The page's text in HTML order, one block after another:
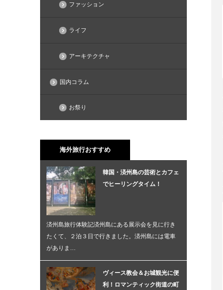
ファッション
ライフ
アーキテクチャ
国内コラム
お祭り
海外旅行おすすめ
韓国・済州島の芸術とカフェ
でヒーリングタイム！
済州島旅行体験記済州島にある展示会を見に行き
たくて、２泊３日で行きました。済州島には電車
がありま…
ヴィース教会＆お城観光に便
利！ロマンティック街道の町